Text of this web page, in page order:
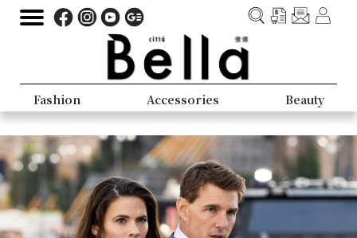
Fashion Accessories Beauty